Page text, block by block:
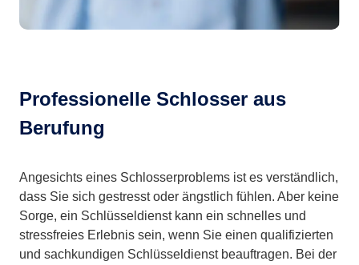
Professionelle Schlosser aus
Berufung
Angesichts eines Schlosserproblems ist es verständlich,
dass Sie sich gestresst oder ängstlich fühlen. Aber keine
Sorge, ein Schlüsseldienst kann ein schnelles und
stressfreies Erlebnis sein, wenn Sie einen qualifizierten
und sachkundigen Schlüsseldienst beauftragen. Bei der